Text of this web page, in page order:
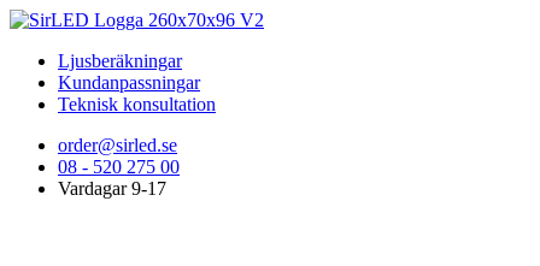
Ljusberäkningar
Kundanpassningar
Teknisk konsultation
order@sirled.se
08 - 520 275 00
Vardagar 9-17